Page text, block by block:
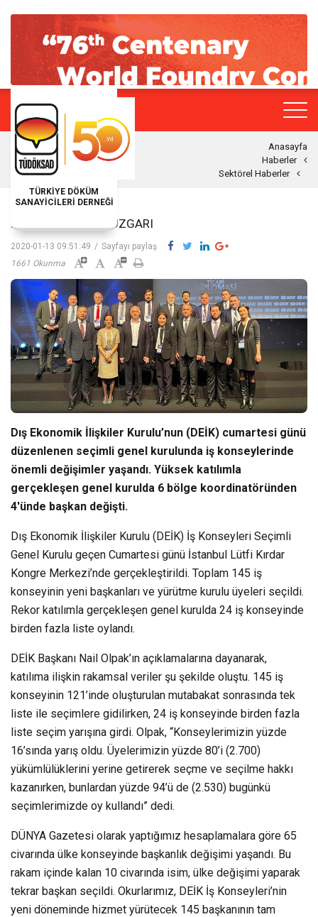
TÜRKİYE DÖKÜM
SANAYİCİLERİ DERNEĞİ
Anasayfa
Haberler
Sektörel Haberler
DEİK’TE DEĞIŞIM RÜZGARI
2020-01-13 09:51:49 / Sayfayı paylaş
1661 Okunma
Dış Ekonomik İlişkiler Kurulu’nun (DEİK) cumartesi günü
düzenlenen seçimli genel kurulunda iş konseylerinde
önemli değişimler yaşandı. Yüksek katılımla
gerçekleşen genel kurulda 6 bölge koordinatöründen
4'ünde başkan değişti.
Dış Ekonomik İlişkiler Kurulu (DEİK) İş Konseyleri Seçimli
Genel Kurulu geçen Cumartesi günü İstanbul Lütfi Kırdar
Kongre Merkezi’nde gerçekleştirildi. Toplam 145 iş
konseyinin yeni başkanları ve yürütme kurulu üyeleri seçildi.
Rekor katılımla gerçekleşen genel kurulda 24 iş konseyinde
birden fazla liste oylandı.
DEİK Başkanı Nail Olpak’ın açıklamalarına dayanarak,
katılıma ilişkin rakamsal veriler şu şekilde oluştu. 145 iş
konseyinin 121’inde oluşturulan mutabakat sonrasında tek
liste ile seçimlere gidilirken, 24 iş konseyinde birden fazla
liste seçim yarışına girdi. Olpak, “Konseylerimizin yüzde
16’sında yarış oldu. Üyelerimizin yüzde 80’i (2.700)
yükümlülüklerini yerine getirerek seçme ve seçilme hakkı
kazanırken, bunlardan yüzde 94’ü de (2.530) bugünkü
seçimlerimizde oy kullandı” dedi.
DÜNYA Gazetesi olarak yaptığımız hesaplamalara göre 65
civarında ülke konseyinde başkanlık değişimi yaşandı. Bu
rakam içinde kalan 10 civarında isim, ülke değişimi yaparak
tekrar başkan seçildi. Okurlarımız, DEİK İş Konseyleri’nin
yeni döneminde hizmet yürütecek 145 başkanının tam